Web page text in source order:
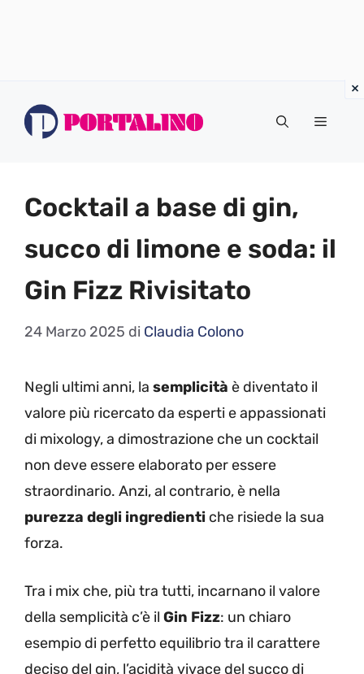
Menu
Cocktail a base di gin,
succo di limone e soda: il
Gin Fizz Rivisitato
24 Marzo 2025 di Claudia Colono
Negli ultimi anni, la semplicità è diventato il
valore più ricercato da esperti e appassionati
di mixology, a dimostrazione che un cocktail
non deve essere elaborato per essere
straordinario. Anzi, al contrario, è nella
purezza degli ingredienti che risiede la sua
forza.
Tra i mix che, più tra tutti, incarnano il valore
della semplicità c’è il Gin Fizz: un chiaro
esempio di perfetto equilibrio tra il carattere
deciso del gin, l’acidità vivace del succo di